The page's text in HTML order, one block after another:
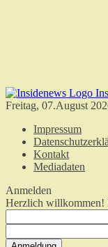
Freitag, 07.August
Impressum
Kontakt
Mediadaten
Anmelden
Herzlich willkommen!